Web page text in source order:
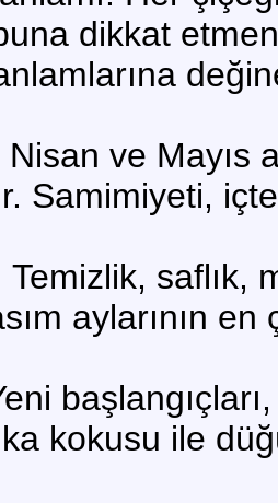
dikkat
ve Mayıs
Samimiyeti,
Temizlik, saflık,
aylarının
kokusu ile